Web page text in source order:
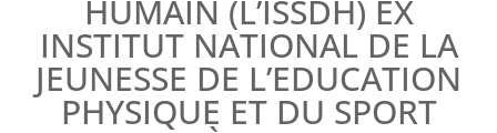
HUMAIN (L’ISSDH) EX
INSTITUT NATIONAL DE LA
JEUNESSE DE L’EDUCATION
PHYSIQUE ET DU SPORT